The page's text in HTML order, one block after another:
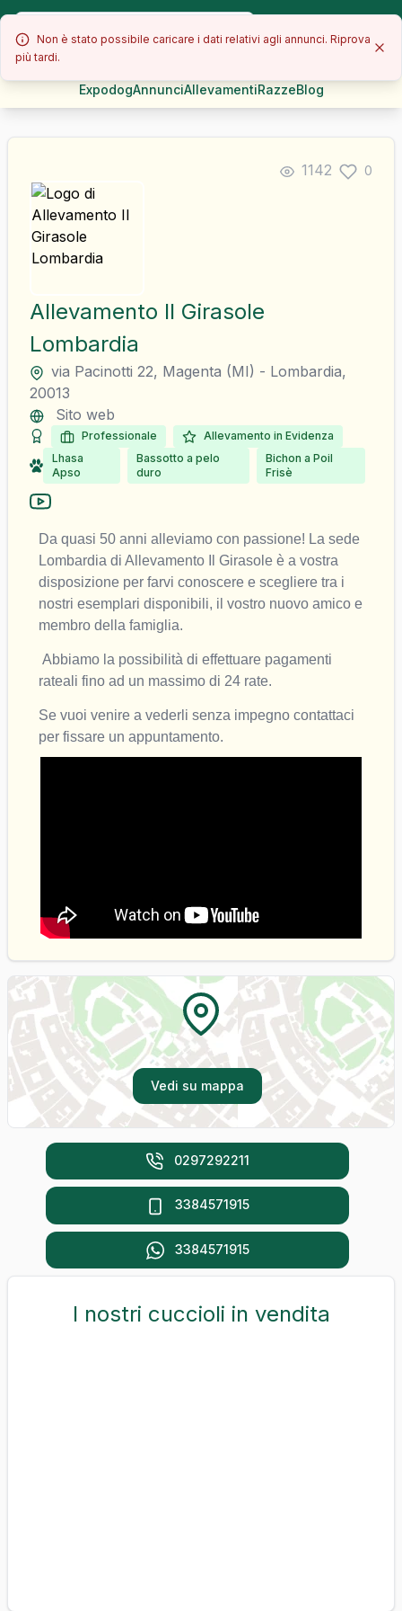
Non è stato possibile caricare i dati relativi agli annunci. Riprova
più tardi.
ExpodogAnnunciAllevamentiRazzeBlog
I nostri cuccioli in vendita
0297292211
3384571915
3384571915
Vedi su mappa
Allevamento Il Girasole
Lombardia
via Pacinotti 22, Magenta (MI) - Lombardia,
20013
Sito web
Professionale
Allevamento in Evidenza
Lhasa
Apso
Bassotto a pelo
duro
Bichon a Poil
Frisè
1142 0
Da quasi 50 anni alleviamo con passione! La sede
Lombardia di Allevamento Il Girasole è a vostra
disposizione per farvi conoscere e scegliere tra i
nostri esemplari disponibili, il vostro nuovo amico e
membro della famiglia.
Abbiamo la possibilità di effettuare pagamenti
rateali fino ad un massimo di 24 rate.
Se vuoi venire a vederli senza impegno contattaci
per fissare un appuntamento.